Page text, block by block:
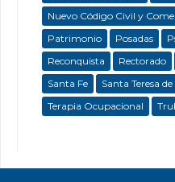
Nuevo Código Civil y
Patrimonio
Posadas
Reconquista
Rectorado
Santa Fe
Santa Teresa de
Terapia Ocupacional